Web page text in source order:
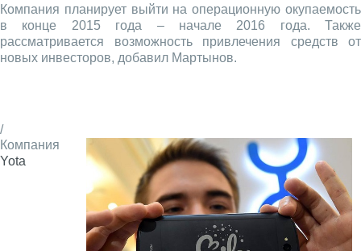
Компания планирует выйти на операционную окупаемость
в конце 2015 года – начале 2016 года. Также
рассматривается возможность привлечения средств от
новых инвесторов, добавил Мартынов.
/
Компания
Yota